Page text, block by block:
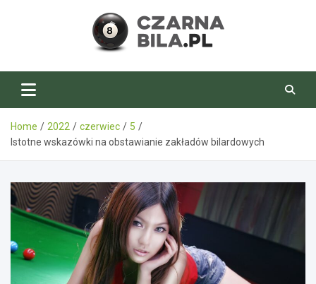
CzarnaBila.pl
Home 2022 czerwiec
5
Istotne wskazówki na obstawianie zakładów bilardowych